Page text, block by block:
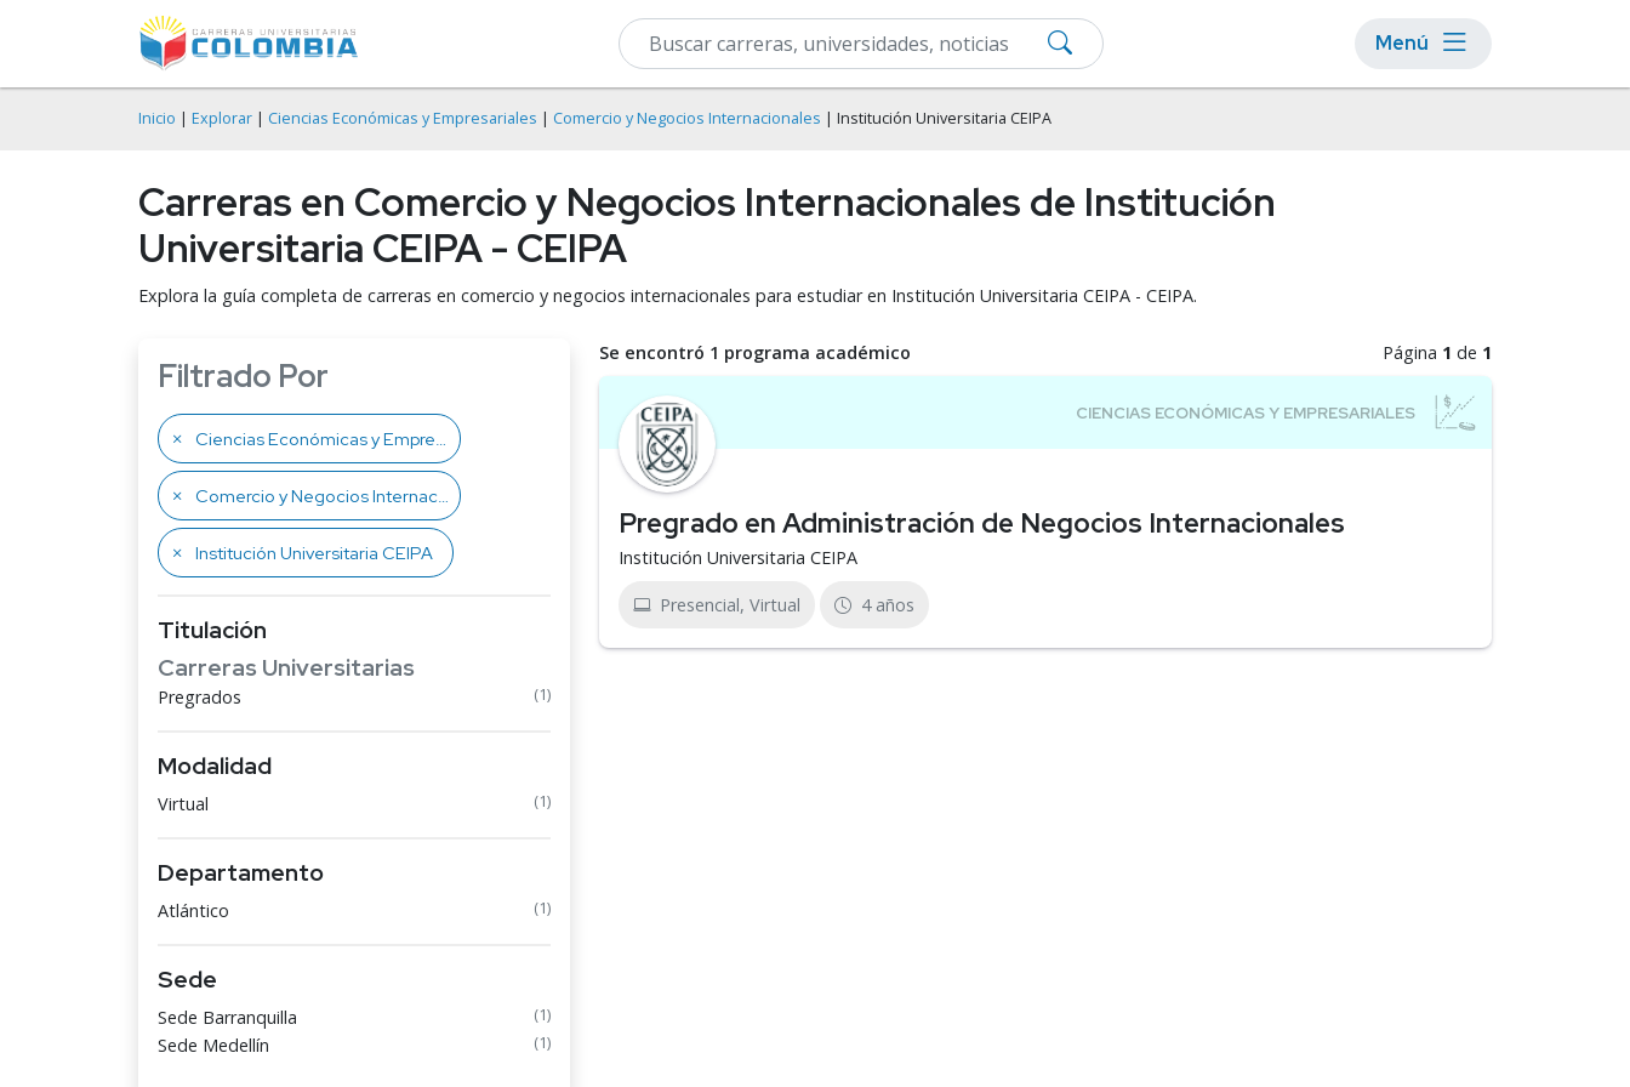
Menú
Inicio | Explorar | Ciencias Económicas y Empresariales | Comercio y Negocios Internacionales | Institución Universitaria CEIPA
Carreras en Comercio y Negocios Internacionales de Institución
Universitaria CEIPA - CEIPA
Explora la guía completa de carreras en comercio y negocios internacionales para estudiar en Institución Universitaria CEIPA - CEIPA.
Filtrado Por
Ciencias Económicas y Empresariales
Comercio y Negocios Internacionales
Institución Universitaria CEIPA
Titulación
Carreras Universitarias
Pregrados (1)
Modalidad
Virtual (1)
Departamento
Atlántico (1)
Sede
Sede Barranquilla (1)
Sede Medellín (1)
Se encontró 1 programa académico Página 1 de 1
Pregrado en Administración de Negocios Internacionales
Institución Universitaria CEIPA
Presencial, Virtual 4 años